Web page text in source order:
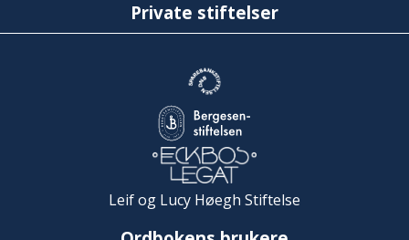
Private stiftelser
Leif og Lucy Høegh Stiftelse